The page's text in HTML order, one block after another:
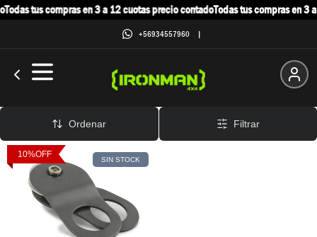
Todas tus compras en 3 a 12 cuotas precio contadoTodas tus compras en 3
+56934557960|
Poleas
Ordenar Filtrar
10%OFF
SIN STOCK